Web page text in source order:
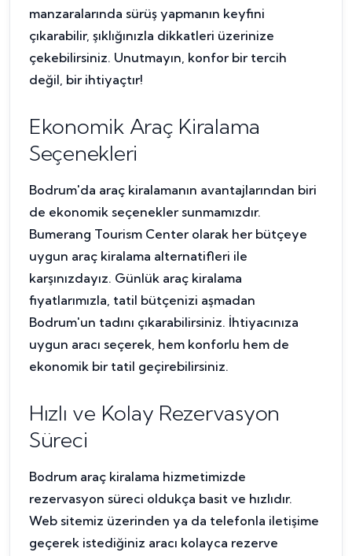
manzaralarında sürüş yapmanın keyfini
çıkarabilir, şıklığınızla dikkatleri üzerinize
çekebilirsiniz. Unutmayın, konfor bir tercih
değil, bir ihtiyaçtır!
Ekonomik Araç Kiralama
Seçenekleri
Bodrum'da araç kiralamanın avantajlarından biri
de ekonomik seçenekler sunmamızdır.
Bumerang Tourism Center olarak her bütçeye
uygun araç kiralama alternatifleri ile
karşınızdayız. Günlük araç kiralama
fiyatlarımızla, tatil bütçenizi aşmadan
Bodrum'un tadını çıkarabilirsiniz. İhtiyacınıza
uygun aracı seçerek, hem konforlu hem de
ekonomik bir tatil geçirebilirsiniz.
Hızlı ve Kolay Rezervasyon
Süreci
Bodrum araç kiralama hizmetimizde
rezervasyon süreci oldukça basit ve hızlıdır.
Web sitemiz üzerinden ya da telefonla iletişime
geçerek istediğiniz aracı kolayca rezerve